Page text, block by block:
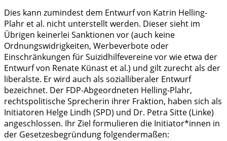
Dies kann zumindest dem Entwurf von Katrin Helling-
Plahr et al. nicht unterstellt werden. Dieser sieht im
Übrigen keinerlei Sanktionen vor (auch keine
Ordnungswidrigkeiten, Werbeverbote oder
Einschränkungen für Suizidhilfevereine vor wie etwa der
Entwurf von Renate Künast et al.) und gilt zurecht als der
liberalste. Er wird auch als sozialliberaler Entwurf
bezeichnet. Der FDP-Abgeordneten Helling-Plahr,
rechtspolitische Sprecherin ihrer Fraktion, haben sich als
Initiatoren Helge Lindh (SPD) und Dr. Petra Sitte (Linke)
angeschlossen. Ihr Ziel formulieren die Initiator*innen in
der Gesetzesbegründung folgendermaßen: